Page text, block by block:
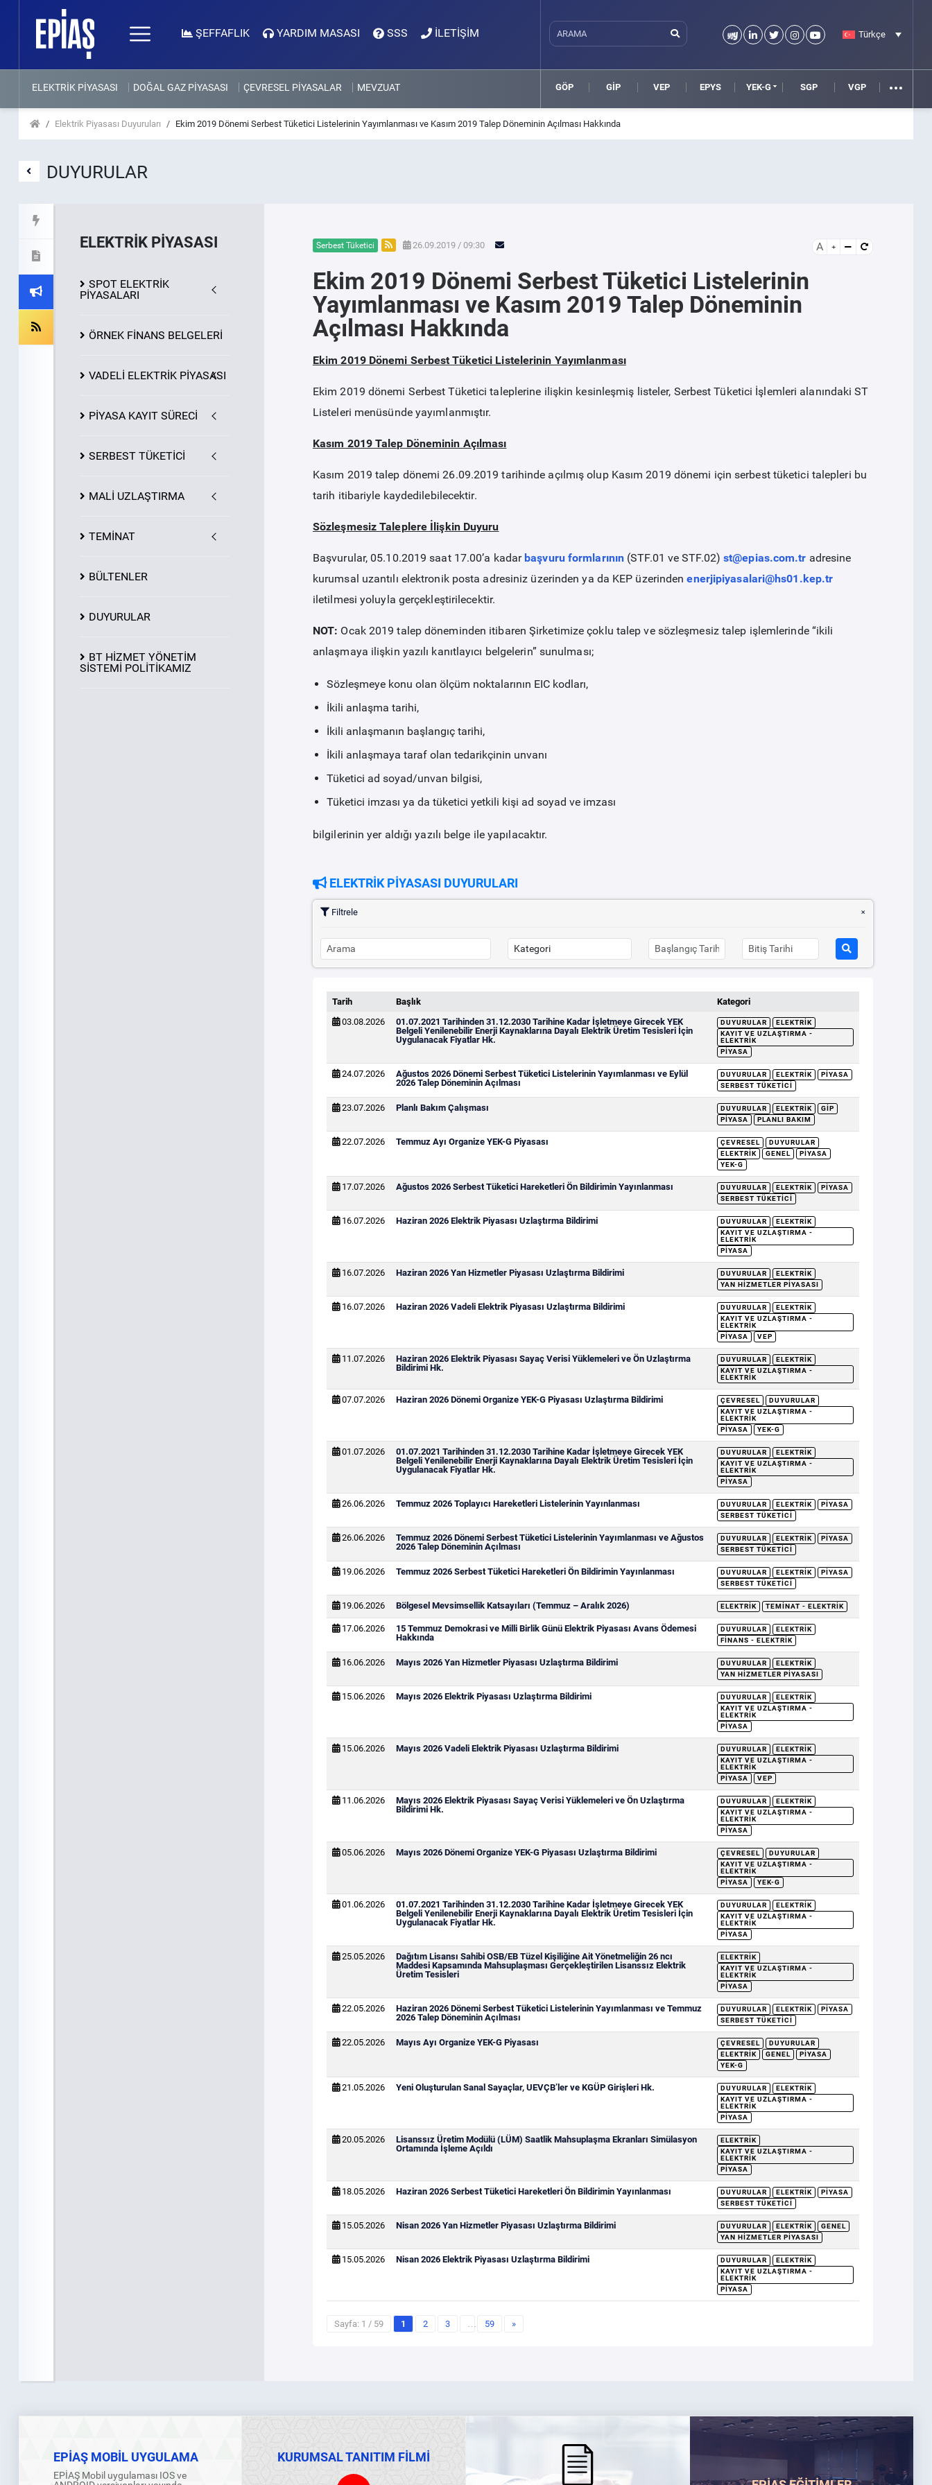
ŞEFFAFLIK YARDIM MASASI SSS İLETİŞİM Türkçe
ELEKTRİK PİYASASI DOĞAL GAZ PİYASASI ÇEVRESEL PİYASALAR MEVZUAT GÖP GİP VEP EPYS YEK-G SGP VGP
Elektrik Piyasası Duyuruları Ekim 2019 Dönemi Serbest Tüketici Listelerinin Yayımlanması ve Kasım 2019 Talep Döneminin Açılması Hakkında
DUYURULAR
ELEKTRİK PİYASASI
SPOT ELEKTRİK
PİYASALARI
ÖRNEK FİNANS BELGELERİ
VADELİ ELEKTRİK PİYASASI
PİYASAKAYIT SÜRECİ
SERBEST TÜKETİCİ
MALİ UZLAŞTIRMA
TEMİNAT
BÜLTENLER
DUYURULAR
BT HİZMET YÖNETİM
SİSTEMİ POLİTİKAMIZ
Serbest Tüketici 26.09.2019 / 09:30 A
Ekim 2019 Dönemi Serbest Tüketici Listelerinin
Yayımlanması ve Kasım 2019 Talep Döneminin
Açılması Hakkında
Ekim 2019 Dönemi Serbest Tüketici Listelerinin Yayımlanması
Ekim 2019 dönemi Serbest Tüketici taleplerine ilişkin kesinleşmiş listeler, Serbest Tüketici İşlemleri alanındaki ST
Listeleri menüsünde yayımlanmıştır.
Kasım 2019 Talep Döneminin Açılması
Kasım 2019 talep dönemi 26.09.2019 tarihinde açılmış olup Kasım 2019 dönemi için serbest tüketici talepleri bu
tarih itibariyle kaydedilebilecektir.
Sözleşmesiz Taleplere İlişkin Duyuru
Başvurular, 05.10.2019 saat 17.00’a kadarbaşvuru formlarının (STF.01 ve STF.02)st@epias.com.tr adresine
kurumsal uzantılı elektronik posta adresiniz üzerinden ya da KEP üzerindenenerjipiyasalari@hs01.kep.tr
iletilmesi yoluyla gerçekleştirilecektir.
NOT: Ocak 2019 talep döneminden itibaren Şirketimize çoklu talep ve sözleşmesiz talep işlemlerinde “ikili
anlaşmaya ilişkin yazılı kanıtlayıcı belgelerin” sunulması;
Sözleşmeye konu olan ölçüm noktalarının EIC kodları,
İkili anlaşma tarihi,
İkili anlaşmanın başlangıç tarihi,
İkili anlaşmaya taraf olan tedarikçinin unvanı
Tüketici ad soyad/unvan bilgisi,
Tüketici imzası ya da tüketici yetkili kişi ad soyad ve imzası
bilgilerinin yer aldığı yazılı belge ile yapılacaktır.
ELEKTRİK PİYASASI DUYURULARI
Filtrele
Tarih Başlık
Kategori
03.08.2026
01.07.2021 Tarihinden 31.12.2030 Tarihine Kadar İşletmeye Girecek YEK
Belgeli Yenilenebilir Enerji Kaynaklarına Dayalı Elektrik Üretim Tesisleri İçin
Uygulanacak Fiyatlar Hk.
DUYURULAR
ELEKTRIK
KAYIT VE UZLAŞTIRMA -
ELEKTRIK
PIYASA
24.07.2026
Ağustos 2026 Dönemi Serbest Tüketici Listelerinin Yayımlanması ve Eylül
2026 Talep Döneminin Açılması
DUYURULAR ELEKTRIK
PIYASA
SERBEST TÜKETICI
23.07.2026 Planlı Bakım Çalışması DUYURULAR ELEKTRIK
GİP
PIYASA
PLANLI BAKIM
22.07.2026 Temmuz Ayı Organize YEK-G Piyasası ÇEVRESEL
DUYURULAR
ELEKTRIK
GENEL
PIYASA
YEK-G
17.07.2026 Ağustos 2026 Serbest Tüketici Hareketleri Ön Bildirimin Yayınlanması DUYURULAR ELEKTRIK
PIYASA
SERBEST TÜKETICI
16.07.2026 Haziran 2026 Elektrik Piyasası Uzlaştırma Bildirimi DUYURULAR
ELEKTRIK
KAYIT VE UZLAŞTIRMA -
ELEKTRIK
PIYASA
16.07.2026 Haziran 2026 Yan Hizmetler Piyasası Uzlaştırma Bildirimi DUYURULAR
ELEKTRIK
YAN HIZMETLER PIYASASI
16.07.2026 Haziran 2026 Vadeli Elektrik Piyasası Uzlaştırma Bildirimi DUYURULAR
ELEKTRIK
KAYIT VE UZLAŞTIRMA -
ELEKTRIK
PIYASA
VEP
11.07.2026
Haziran 2026 Elektrik Piyasası Sayaç Verisi Yüklemeleri ve Ön Uzlaştırma
Bildirimi Hk.
DUYURULAR
ELEKTRIK
KAYIT VE UZLAŞTIRMA -
ELEKTRIK
07.07.2026 Haziran 2026 Dönemi Organize YEK-G Piyasası Uzlaştırma Bildirimi ÇEVRESEL
DUYURULAR
KAYIT VE UZLAŞTIRMA -
ELEKTRIK
PIYASA
YEK-G
01.07.2026
01.07.2021 Tarihinden 31.12.2030 Tarihine Kadar İşletmeye Girecek YEK
Belgeli Yenilenebilir Enerji Kaynaklarına Dayalı Elektrik Üretim Tesisleri İçin
Uygulanacak Fiyatlar Hk.
DUYURULAR
ELEKTRIK
KAYIT VE UZLAŞTIRMA -
ELEKTRIK
PIYASA
26.06.2026 Temmuz 2026 Toplayıcı Hareketleri Listelerinin Yayınlanması DUYURULAR ELEKTRIK
PIYASA
SERBEST TÜKETICI
26.06.2026
Temmuz 2026 Dönemi Serbest Tüketici Listelerinin Yayımlanması ve Ağustos
2026 Talep Döneminin Açılması
DUYURULAR ELEKTRIK
PIYASA
SERBEST TÜKETICI
19.06.2026 Temmuz 2026 Serbest Tüketici Hareketleri Ön Bildirimin Yayınlanması DUYURULAR ELEKTRIK
PIYASA
SERBEST TÜKETICI
19.06.2026 Bölgesel Mevsimsellik Katsayıları (Temmuz – Aralık 2026) ELEKTRIK TEMINAT - ELEKTRIK
17.06.2026
15 Temmuz Demokrasi ve Milli Birlik Günü Elektrik Piyasası Avans Ödemesi
Hakkında
DUYURULAR
ELEKTRIK
FINANS - ELEKTRIK
16.06.2026 Mayıs 2026 Yan Hizmetler Piyasası Uzlaştırma Bildirimi DUYURULAR
ELEKTRIK
YAN HIZMETLER PIYASASI
15.06.2026 Mayıs 2026 Elektrik Piyasası Uzlaştırma Bildirimi DUYURULAR
ELEKTRIK
KAYIT VE UZLAŞTIRMA -
ELEKTRIK
PIYASA
15.06.2026 Mayıs 2026 Vadeli Elektrik Piyasası Uzlaştırma Bildirimi DUYURULAR
ELEKTRIK
KAYIT VE UZLAŞTIRMA -
ELEKTRIK
PIYASA
VEP
11.06.2026
Mayıs 2026 Elektrik Piyasası Sayaç Verisi Yüklemeleri ve Ön Uzlaştırma
Bildirimi Hk.
DUYURULAR
ELEKTRIK
KAYIT VE UZLAŞTIRMA -
ELEKTRIK
PIYASA
05.06.2026 Mayıs 2026 Dönemi Organize YEK-G Piyasası Uzlaştırma Bildirimi ÇEVRESEL
DUYURULAR
KAYIT VE UZLAŞTIRMA -
ELEKTRIK
PIYASA
YEK-G
01.06.2026
01.07.2021 Tarihinden 31.12.2030 Tarihine Kadar İşletmeye Girecek YEK
Belgeli Yenilenebilir Enerji Kaynaklarına Dayalı Elektrik Üretim Tesisleri İçin
Uygulanacak Fiyatlar Hk.
DUYURULAR
ELEKTRIK
KAYIT VE UZLAŞTIRMA -
ELEKTRIK
PIYASA
25.05.2026
Dağıtım Lisansı Sahibi OSB/EB Tüzel Kişiliğine Ait Yönetmeliğin 26 ncı
Maddesi Kapsamında Mahsuplaşması Gerçekleştirilen Lisanssız Elektrik
Üretim Tesisleri
ELEKTRIK
KAYIT VE UZLAŞTIRMA -
ELEKTRIK
PIYASA
22.05.2026
Haziran 2026 Dönemi Serbest Tüketici Listelerinin Yayımlanması ve Temmuz
2026 Talep Döneminin Açılması
DUYURULAR ELEKTRIK
PIYASA
SERBEST TÜKETICI
22.05.2026 Mayıs Ayı Organize YEK-G Piyasası ÇEVRESEL
DUYURULAR
ELEKTRIK
GENEL
PIYASA
YEK-G
21.05.2026 Yeni Oluşturulan Sanal Sayaçlar, UEVÇB’ler ve KGÜP Girişleri Hk. DUYURULAR
ELEKTRIK
KAYIT VE UZLAŞTIRMA -
ELEKTRIK
PIYASA
20.05.2026
Lisanssız Üretim Modülü (LÜM) Saatlik Mahsuplaşma Ekranları Simülasyon
Ortamında İşleme Açıldı
ELEKTRIK
KAYIT VE UZLAŞTIRMA -
ELEKTRIK
PIYASA
18.05.2026 Haziran 2026 Serbest Tüketici Hareketleri Ön Bildirimin Yayınlanması DUYURULAR ELEKTRIK
PIYASA
SERBEST TÜKETICI
15.05.2026 Nisan 2026 Yan Hizmetler Piyasası Uzlaştırma Bildirimi DUYURULAR ELEKTRIK
GENEL
YAN HIZMETLER PIYASASI
15.05.2026 Nisan 2026 Elektrik Piyasası Uzlaştırma Bildirimi DUYURULAR
ELEKTRIK
KAYIT VE UZLAŞTIRMA -
ELEKTRIK
PIYASA
Sayfa: 1 / 59 1 2 3 … 59 »
EPİAŞ MOBİL UYGULAMA
EPİAŞ Mobil uygulaması IOS ve
KURUMSAL TANITIM FİLMİ